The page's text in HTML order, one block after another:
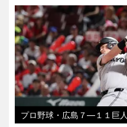
プロ野球・広島７―１１巨人